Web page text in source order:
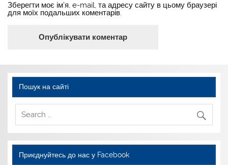
Зберегти моє ім'я, e-mail, та адресу сайту в цьому браузері
для моїх подальших коментарів.
Пошук на сайті
Приєднуйтесь до нас у Facebook